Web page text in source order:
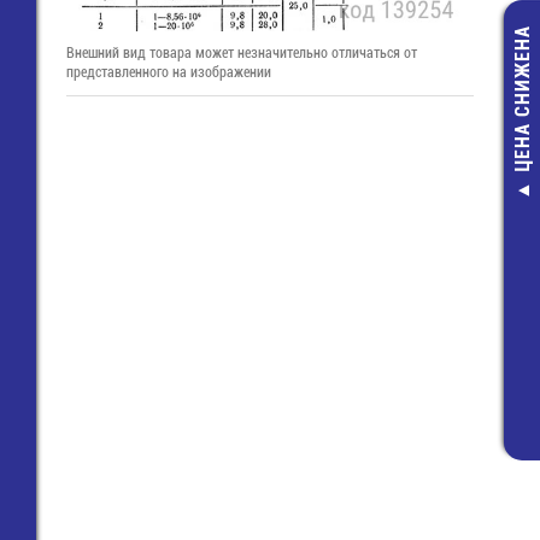
ЦЕНА СНИЖЕНА
Внешний вид товара может незначительно отличаться от
представленного на изображении